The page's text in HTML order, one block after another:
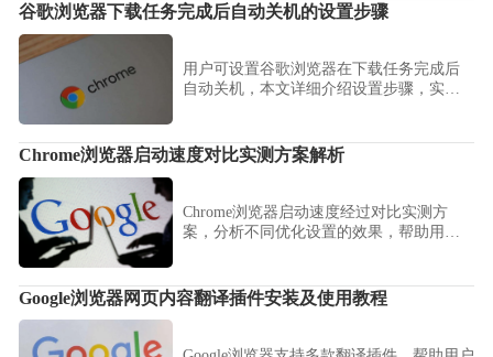
谷歌浏览器下载任务完成后自动关机的设置步骤
用户可设置谷歌浏览器在下载任务完成后
自动关机，本文详细介绍设置步骤，实现
Chrome浏览器启动速度对比实测方案解析
Chrome浏览器启动速度经过对比实测方
案，分析不同优化设置的效果，帮助用户
Google浏览器网页内容翻译插件安装及使用教程